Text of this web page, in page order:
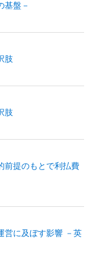
基盤－
肢
肢
前提のもとで利払費
営に及ぼす影響 －英